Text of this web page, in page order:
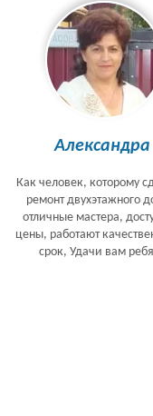
Александра
Как человек, которому
ремонт двухэтажного
отличные мастера,
цены, работают
срок, Удачи вам